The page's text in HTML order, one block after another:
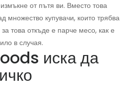
от пътя ви. Вместо това
множество купувачи, които трябва
това откъде е парче месо, как е
в случая.
иска да